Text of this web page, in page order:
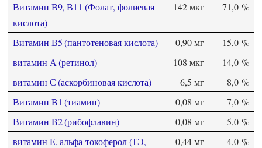
Витамин В9, В11 (Фолат, фолиевая
кислота)
142 мкг 71,0 %
Витамин В5 (пантотеновая кислота) 0,90 мг
15,0 %
витамин А (ретинол)
108 мкг
14,0 %
витамин С (аскорбиновая кислота)
6,5 мг
8,0 %
Витамин B1 (тиамин)
0,08 мг
7,0 %
Витамин B2 (рибофлавин)
0,08 мг
5,0 %
витамин Е, альфа-токоферол (ТЭ,
0,44 мг 4,0 %